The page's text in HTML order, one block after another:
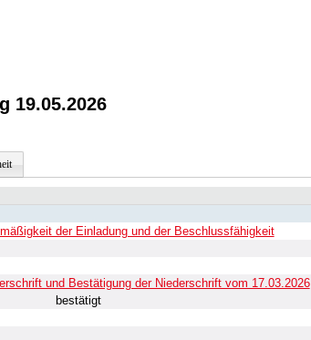
19.05.2026
der Einladung und der Beschlussfähigkeit
und Bestätigung der Niederschrift vom 17.03.2026
bestätigt